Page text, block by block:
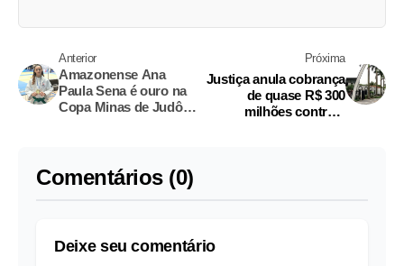
Anterior
Amazonense Ana
Paula Sena é ouro na
Copa Minas de Judô
Próxima
Justiça anula cobrança
de quase R$ 300
milhões contra o
Comentários (0)
Deixe seu comentário